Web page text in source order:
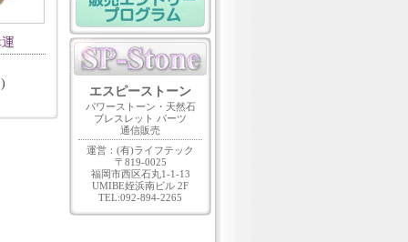
エスピーストーン
パワーストーン・天然石
ブレスレット パーツ
通信販売
運営：(有)ライフテック
〒819-0025
福岡市西区石丸1-1-13
UMIBE姪浜南ビル 2F
TEL:092-894-2265